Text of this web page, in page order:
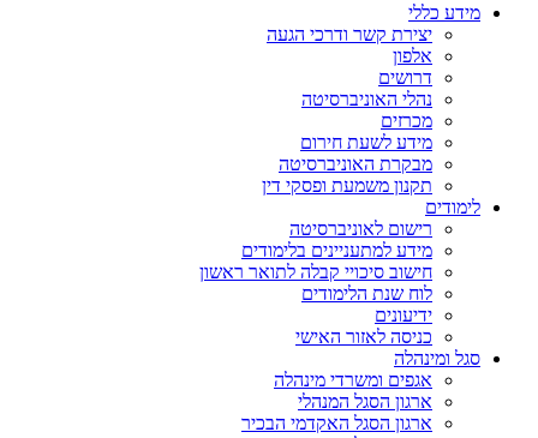
מידע כללי
יצירת קשר ודרכי הגעה
אלפון
דרושים
נהלי האוניברסיטה
מכרזים
מידע לשעת חירום
מבקרת האוניברסיטה
תקנון משמעת ופסקי דין
לימודים
רישום לאוניברסיטה
מידע למתעניינים בלימודים
חישוב סיכויי קבלה לתואר ראשון
לוח שנת הלימודים
ידיעונים
כניסה לאזור האישי
סגל ומינהלה
אגפים ומשרדי מינהלה
ארגון הסגל המנהלי
ארגון הסגל האקדמי הבכיר